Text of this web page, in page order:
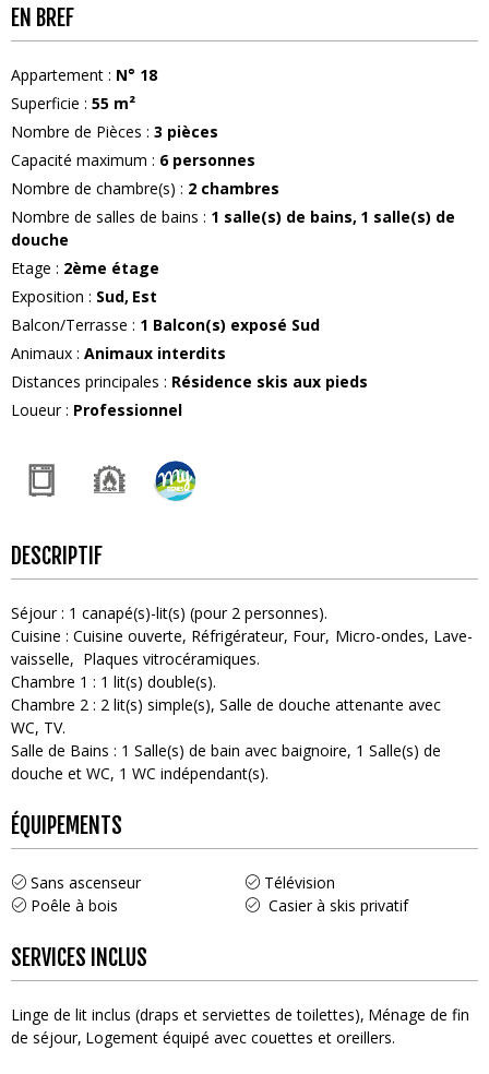
EN BREF
Appartement : N° 18
Superficie : 55 m²
Nombre de Pièces : 3 pièces
Capacité maximum : 6 personnes
Nombre de chambre(s) : 2 chambres
Nombre de salles de bains : 1 salle(s) de bains 1 salle(s) de
douche
Etage : 2ème étage
Exposition : Sud Est
Balcon/Terrasse : 1 Balcon(s) exposé Sud
Animaux : Animaux interdits
Distances principales : Résidence skis aux pieds
Loueur: Professionnel
DESCRIPTIF
Séjour: 1 canapé(s)-lit(s) (pour 2 personnes)
Cuisine : Cuisine ouverte Réfrigérateur Four Micro-ondes Lave-
vaisselle
Plaques vitrocéramiques
Chambre 1 : 1 lit(s) double(s)
Chambre 2 : 2 lit(s) simple(s) Salle de douche attenante avec
WC TV
Salle de Bains : 1 Salle(s) de bain avec baignoire 1 Salle(s) de
douche et WC 1 WC indépendant(s)
ÉQUIPEMENTS
Sans ascenseur
Télévision
Poêle à bois
Casier à skis privatif
SERVICES INCLUS
Linge de lit inclus (draps et serviettes de toilettes) Ménage de fin
de séjour Logement équipé avec couettes et oreillers